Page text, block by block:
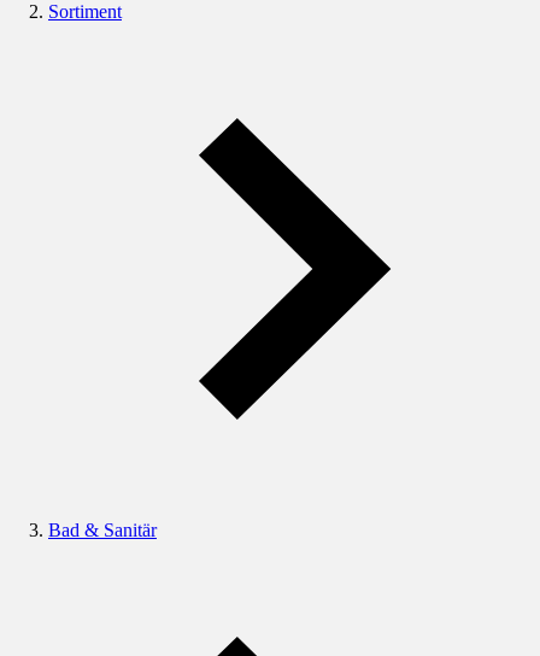
Sortiment
Bad & Sanitär